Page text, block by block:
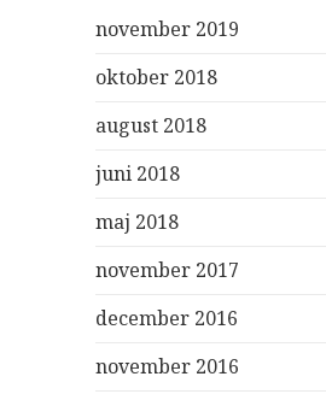
november 2019
oktober 2018
august 2018
juni 2018
maj 2018
november 2017
december 2016
november 2016